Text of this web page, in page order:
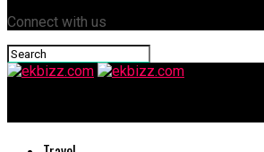
Connect with us